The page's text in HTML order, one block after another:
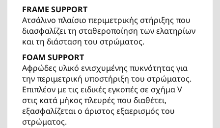
FRAME SUPPORT
Ατσάλινο πλαίσιο περιμετρικής στήριξης που
διασφαλίζει τη σταθεροποίηση των ελατηρίων
και τη διάσταση του στρώματος.
FOAM SUPPORT
Αφρώδες υλικό ενισχυμένης πυκνότητας για
την περιμετρική υποστήριξη του στρώματος.
Επιπλέον με τις ειδικές εγκοπές σε σχήμα V
στις κατά μήκος πλευρές που διαθέτει,
εξασφαλίζεται ο άριστος εξαερισμός του
στρώματος.